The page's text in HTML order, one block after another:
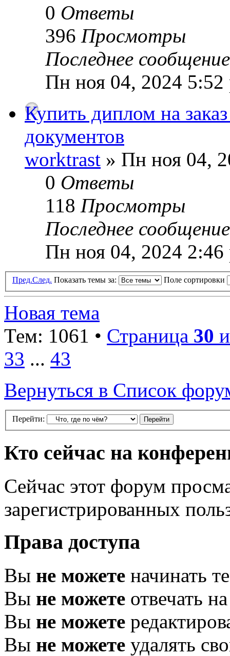
0 Ответы
396 Просмотры
Последнее
Пн ноя 04, 2024 5:52
Купить диплом на
документов
worktrast » Пн ноя 04,
0 Ответы
118 Просмотры
Последнее
Пн ноя 04, 2024 2:46
Пред.След. Показать темы за: Поле сортировки
Новая тема
Тем: 1061 • Страница 30
33 ... 43
Вернуться в Список
Перейти:
Кто сейчас на
Сейчас этот форум
зарегистрированных
Права доступа
Вы не можете начинать
Вы не можете отвечать
Вы не можете
Вы не можете удалять